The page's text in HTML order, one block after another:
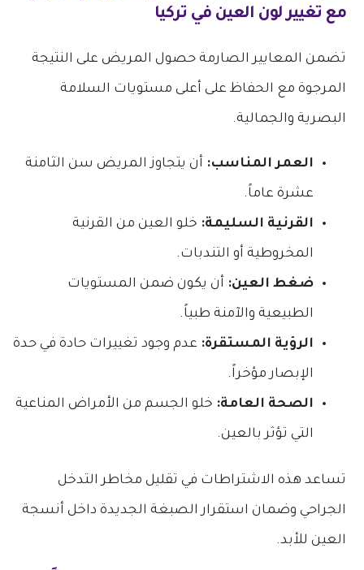
مع تغيير لون العين في تركيا
تضمن المعايير الصارمة حصول المريض على النتيجة
المرجوة مع الحفاظ على أعلى مستويات السلامة
البصرية والجمالية.
العمر المناسب: أن يتجاوز المريض سن الثامنة
عشرة عاماً.
القرنية السليمة: خلو العين من القرنية
المخروطية أو التندبات.
ضغط العين: أن يكون ضمن المستويات
الطبيعية والآمنة طبياً.
الرؤية المستقرة: عدم وجود تغييرات حادة في حدة
الإبصار مؤخراً.
الصحة العامة: خلو الجسم من الأمراض المناعية
التي تؤثر بالعين.
تساعد هذه الاشتراطات في تقليل مخاطر التدخل
الجراحي وضمان استقرار الصبغة الجديدة داخل أنسجة
العين للأبد.